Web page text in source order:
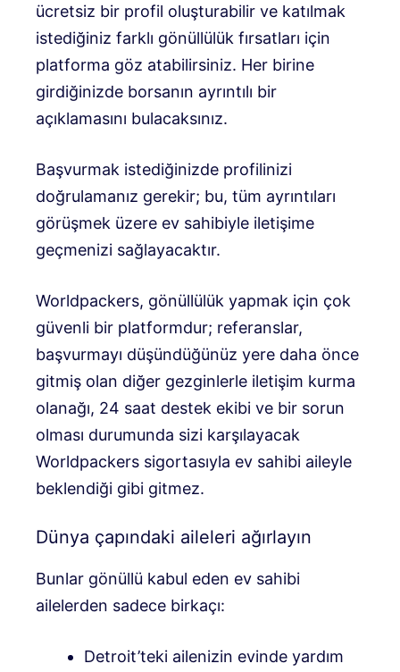
ücretsiz bir profil oluşturabilir ve katılmak
istediğiniz farklı gönüllülük fırsatları için
platforma göz atabilirsiniz. Her birine
girdiğinizde borsanın ayrıntılı bir
açıklamasını bulacaksınız.
Başvurmak istediğinizde profilinizi
doğrulamanız gerekir; bu, tüm ayrıntıları
görüşmek üzere ev sahibiyle iletişime
geçmenizi sağlayacaktır.
Worldpackers, gönüllülük yapmak için çok
güvenli bir platformdur; referanslar,
başvurmayı düşündüğünüz yere daha önce
gitmiş olan diğer gezginlerle iletişim kurma
olanağı, 24 saat destek ekibi ve bir sorun
olması durumunda sizi karşılayacak
Worldpackers sigortasıyla ev sahibi aileyle
beklendiği gibi gitmez.
Dünya çapındaki aileleri ağırlayın
Bunlar gönüllü kabul eden ev sahibi
ailelerden sadece birkaçı:
Detroit’teki ailenizin evinde yardım